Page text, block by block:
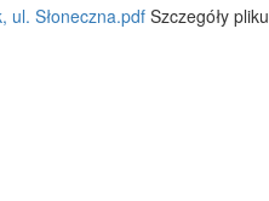
ul. Słoneczna.pdf Szczegóły pliku